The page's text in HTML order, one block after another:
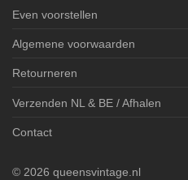
Even voorstellen
Algemene voorwaarden
Retourneren
Verzenden NL & BE / Afhalen
Contact
© 2026 queensvintage.nl